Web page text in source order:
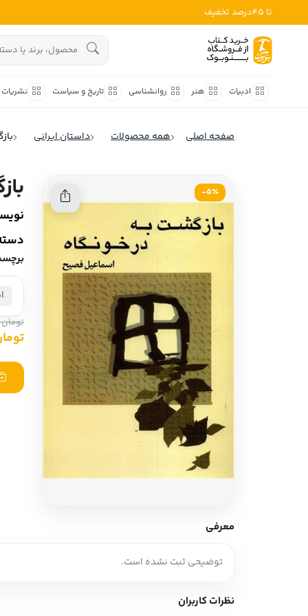
تا 45درصد تخفیف
ادبیات هنر روانشناسی تاریخ و سیاست نشریات
ادبیات ایران
ادبیات فرانسه
ادبیات ایتالیا
ادبیات آمریکای لاتین
ادبیات آلمان
ادبیات ترکیه
ادبیات آسیا
سایر کشورهای اروپا
ادبیات
زبان شناسی
ادبیات
صفحه اصلی همه محصولات داستان ایرانی
5٪-
تومان 420,000
تومان
معرفی
توضیحی ثبت نشده است.
نظرات کاربران